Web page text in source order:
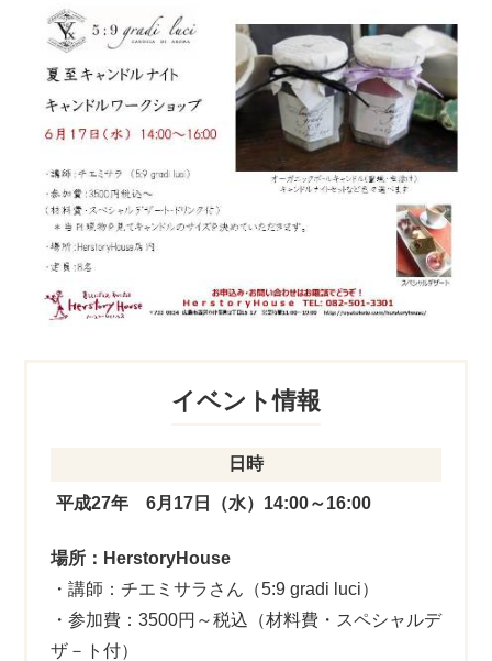
イベント情報
日時
平成27年 6月17日（水）14:00～16:00
場所：HerstoryHouse
・講師：チエミサラさん（5:9 gradi luci）
・参加費：3500円～税込（材料費・スペシャルデ
ザ－ト付）